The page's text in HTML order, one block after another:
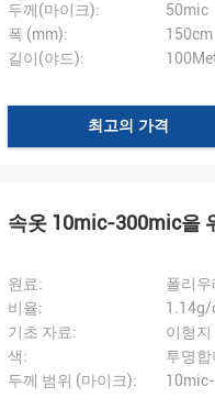
두께(마이크):
50mic
폭 (mm):
150cm
길이(야드):
최고의 가격
속옷 10mic-300mic을
원료:
폴리
비율:
1.14g/
기초 자료:
이형지
색:
투명
두께 범위 (마이크):